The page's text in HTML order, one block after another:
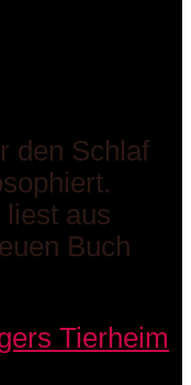
den Schlaf
aus
Buch